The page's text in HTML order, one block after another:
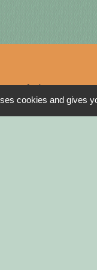
Liens
DINAN AGGLO
cookies and gives